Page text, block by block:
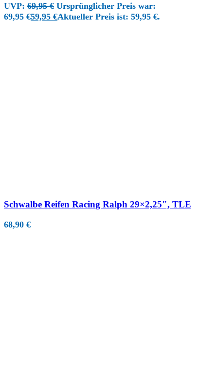
UVP: 69,95€ Ursprünglicher Preis war:
69,95 €59,95 €Aktueller Preis ist: 59,95 €.
Schwalbe Reifen Racing Ralph 29×2,25″, TLE
68,90 €